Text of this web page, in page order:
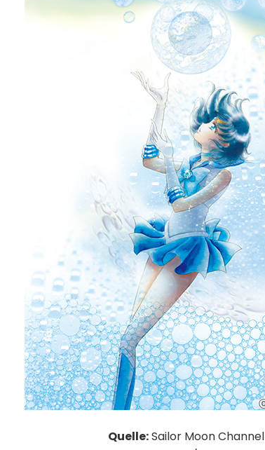
Quelle:Sailor Moon Channel